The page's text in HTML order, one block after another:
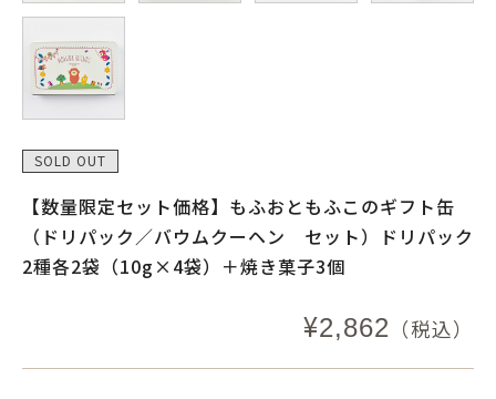
SOLD OUT
【数量限定セット価格】もふおともふこのギフト缶
（ドリパック／バウムクーヘン セット）ドリパック
2種各2袋（10g×4袋）＋焼き菓子3個
¥2,862 （税込）